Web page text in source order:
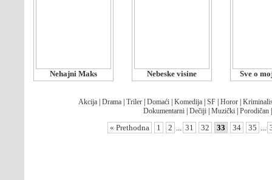
Nehajni Maks Nebeske visine Sve o
Akcija| Drama| Triler| Domaći| Komedija| SF| Horor|
Dokumentarni Dečiji Muzički Porodičan
« Prethodna 1 2 ... 31 32 33 34 35 ...